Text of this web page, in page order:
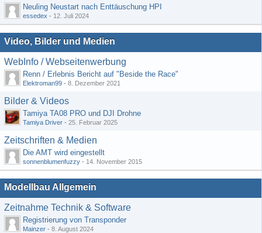
Neuling Neustart nach Enttäuschung HPI
essedex - 12. Juli 2024
Video, Bilder und Medien
WebInfo / Webseitenwerbung
Renn / Erlebnis Bericht auf "Beside the Race"
Elektroman99 - 8. Dezember 2021
Bilder & Videos
Tamiya TA08 PRO und DJI Drohne
Tamiya Driver - 25. Februar 2025
Zeitschriften & Medien
Die AMT wird eingestellt
sonnenblumenfuzzy - 14. November 2015
Modellbau Allgemein
Zeitnahme Technik & Software
Registrierung von Transponder
Mainzer - 8. August 2024